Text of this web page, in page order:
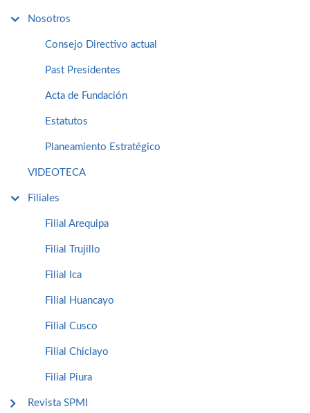
Nosotros
Consejo Directivo actual
Past Presidentes
Acta de Fundación
Estatutos
Planeamiento Estratégico
VIDEOTECA
Filiales
Filial Arequipa
Filial Trujillo
Filial Ica
Filial Huancayo
Filial Cusco
Filial Chiclayo
Filial Piura
Revista SPMI